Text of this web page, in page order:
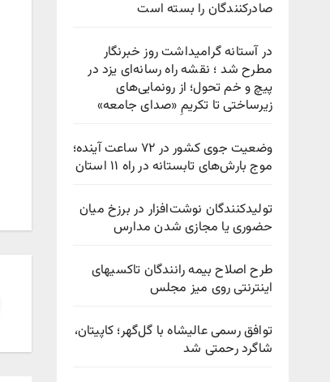
صادرکنندگان را بسته است
در آستانه گرامیداشت روز خبرنگار
مطرح شد ؛ نقشه راه رسانه‌ای یزد در
پیچ‌ و خم تحول؛ از رونمایی‌های
زیرساختی تا تکریمِ «صدای جامعه»
وضعیت جوی کشور در ۷۲ ساعت آینده؛
موج بارش‌های تابستانه در راه ۱۱ استان
تولیدکنندگان نوشت‌افزار در برزخ میان
حضوری یا مجازی شدن مدارس
طرح اصلاح بیمه رانندگان تاکسیهای
اینترنتی روی میز مجلس
توافق رسمی عالیشاه با گل‌گهر؛ کاپیتان،
شاگرد رحمتی شد